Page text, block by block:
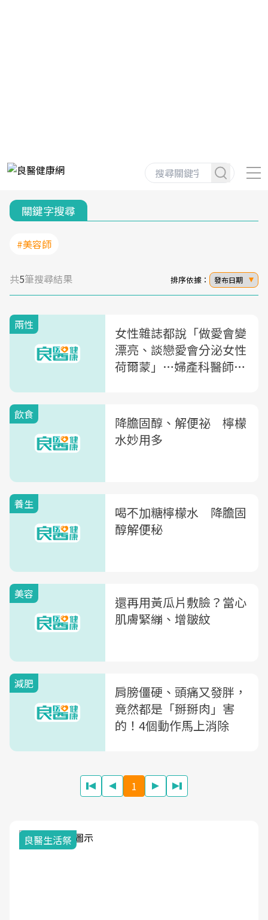
關鍵字搜尋
#美容師
共5筆搜尋結果 排序依據： 發布日期
兩性
女性雜誌都說「做愛會變
漂亮、談戀愛會分泌女性
荷爾蒙」…婦產科醫師：
飲食
降膽固醇、解便祕 檸檬
水妙用多
養生
喝不加糖檸檬水 降膽固
醇解便秘
美容
還再用黃瓜片敷臉？當心
肌膚緊繃、增皺紋
減肥
肩膀僵硬、頭痛又發胖，
竟然都是「掰掰肉」害
的！4個動作馬上消除
1
良醫生活祭